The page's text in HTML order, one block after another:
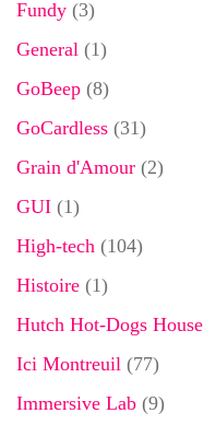
Fundy (3)
General (1)
GoBeep (8)
GoCardless (31)
Grain d'Amour (2)
GUI (1)
High-tech (104)
Histoire (1)
Hutch Hot-Dogs House
Ici Montreuil (77)
Immersive Lab (9)